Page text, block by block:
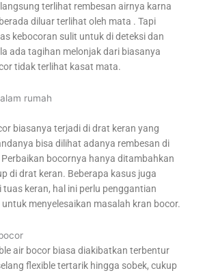
terlihat rembesan airnya karna
diluar terlihat oleh mata . Tapi
kebocoran sulit untuk di deteksi dan
ada tagihan melonjak dari biasanya
tidak terlihat kasat mata.
rumah
biasanya terjadi di drat keran yang
bisa dilihat adanya rembesan di
bocornya hanya ditambahkan
di drat keran. Beberapa kasus juga
keran, hal ini perlu penggantian
menyelesaikan masalah kran bocor.
air bocor biasa diakibatkan terbentur
flexible tertarik hingga sobek, cukup